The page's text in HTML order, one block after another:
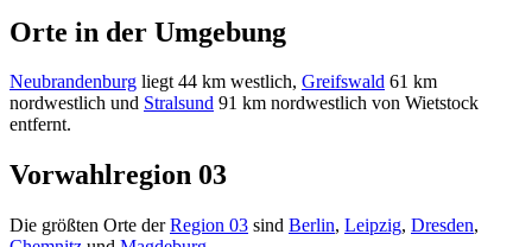
Orte in der Umgebung
Neubrandenburg liegt 44 km westlich, Greifswald 61 km
nordwestlich und Stralsund 91 km nordwestlich von Wietstock
entfernt.
Vorwahlregion 03
Die größten Orte derRegion 03 sind Berlin, Leipzig, Dresden,